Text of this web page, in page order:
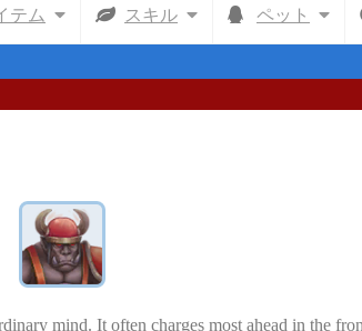
テム スキル ペット
mind. It often charges most ahead in the